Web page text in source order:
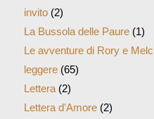
invito(2)
La Bussola delle Paure(1)
Le avventure di Rory e
leggere(65)
Lettera(2)
Lettera d'Amore(2)